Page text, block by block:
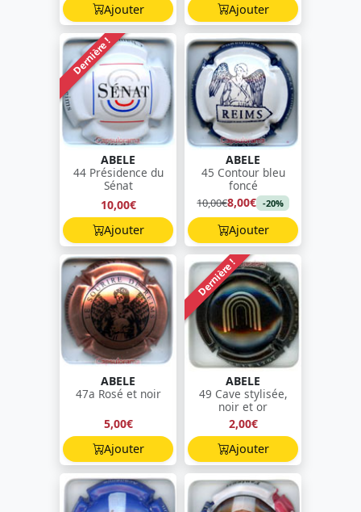
Ajouter Ajouter
Dernière !
ABELE
44 Présidence du
Sénat
10,00€
Ajouter
ABELE
45 Contour bleu
foncé
10,00€8,00€ -20%
Ajouter
ABELE
47a Rosé et noir
5,00€
Ajouter
Dernière !
ABELE
49 Cave stylisée,
noir et or
2,00€
Ajouter